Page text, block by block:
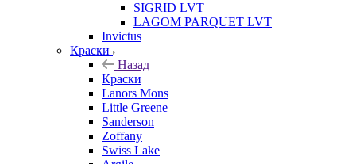
SIGRID LVT
LAGOM PARQUET LVT
Invictus
Краски
Назад
Краски
Lanors Mons
Little Greene
Sanderson
Zoffany
Swiss Lake